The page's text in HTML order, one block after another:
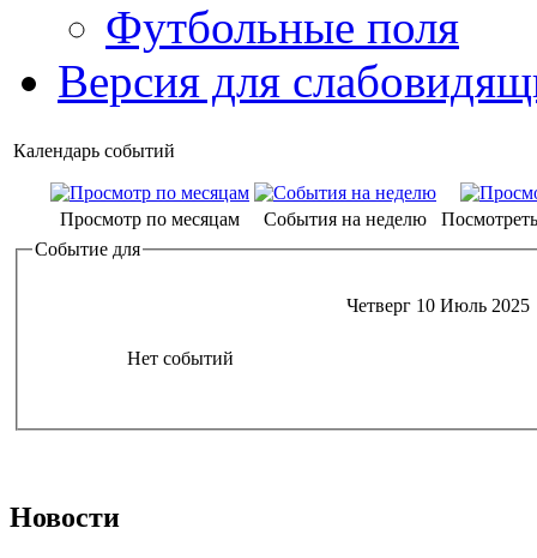
Футбольные поля
Версия для
Календарь событий
Просмотр по месяцам События на неделю
Событие для
Четверг 10 Июль 2025
Нет событий
Новости